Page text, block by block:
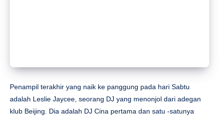
Penampil terakhir yang naik ke panggung pada hari Sabtu
adalah Leslie Jaycee, seorang DJ yang menonjol dari adegan
klub Beijing. Dia adalah DJ Cina pertama dan satu -satunya